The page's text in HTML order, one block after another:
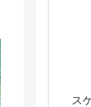
ス